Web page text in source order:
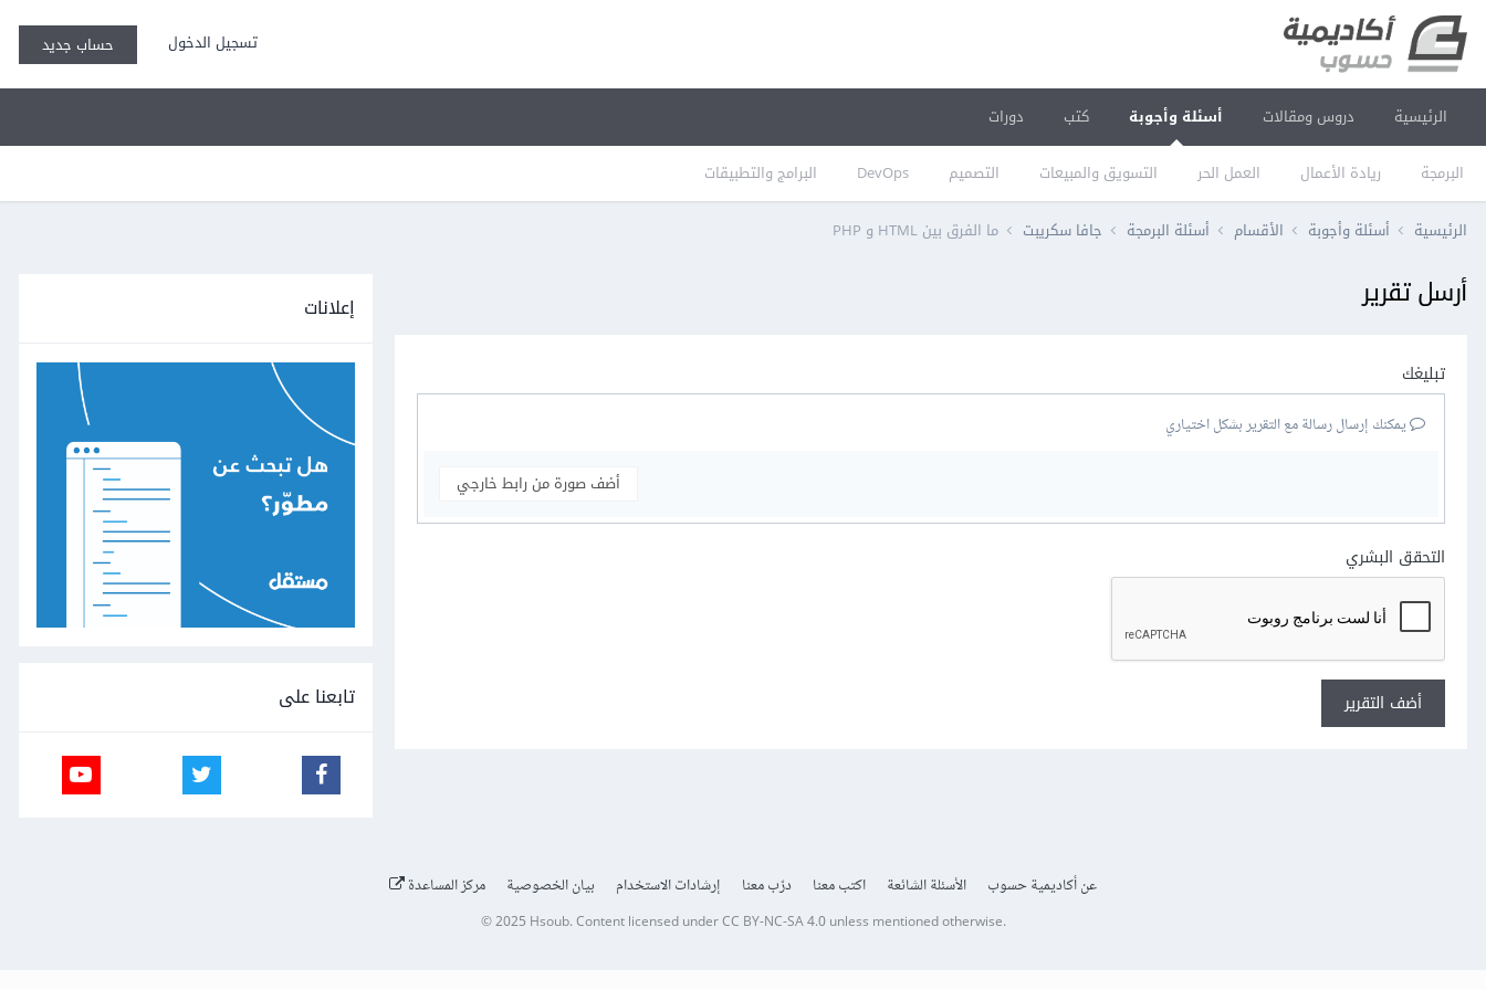
تسجيل الدخول حساب جديد
الرئيسية دروس ومقالات أسئلة وأجوبة
البرمجة ريادة الأعمال العمل الحر التسويق والمبيعات التصميم DevOps البرامج والتطبيقات
كتب دورات
الرئيسية أسئلة وأجوبة الأقسام أسئلة البرمجة جافا سكريبت ما الفرق بين HTML و PHP
أرسل تقرير
تبليغك
يمكنك إرسال رسالة مع التقرير بشكل اختياري
أضف صورة من رابط خارجي
التحقق البشري
أضف التقرير
إعلانات
تابعنا على
عن أكاديمية حسوب الأسئلة الشائعة اكتب معنا درّب معنا إرشادات الاستخدام بيان الخصوصية مركز المساعدة
© 2025 Hsoub.Content licensed underCC BY-NC-SA 4.0unless mentioned otherwise.